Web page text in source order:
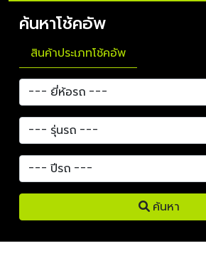
ค้นหาโช้คอัพ
สินค้าประเภทโช้คอัพ
ค้นหา